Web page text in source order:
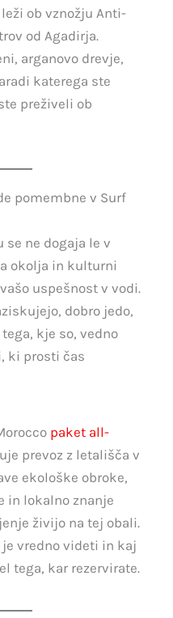
ob vznožju Anti-
od Agadirja.
arganovo drevje,
katerega ste
preživeli ob
pomembne v Surf
ne dogaja le v
okolja in kulturni
uspešnost v vodi.
dobro jedo,
kje so, vedno
ki prosti čas
paket all-
prevoz z letališča v
ekološke obroke,
in lokalno znanje
živijo na tej obali.
vredno videti in kaj
tega, kar rezervirate.